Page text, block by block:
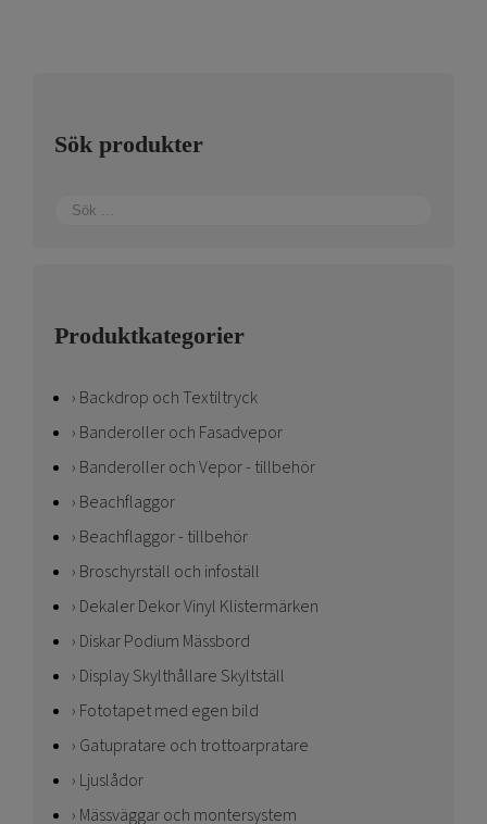
Sök produkter
Produktkategorier
Backdrop och Textiltryck
Banderoller och Fasadvepor
Banderoller och Vepor - tillbehör
Beachflaggor
Beachflaggor - tillbehör
Broschyrställ och infoställ
Dekaler Dekor Vinyl Klistermärken
Diskar Podium Mässbord
Display Skylthållare Skyltställ
Fototapet med egen bild
Gatupratare och trottoarpratare
Ljuslådor
Mässväggar och montersystem